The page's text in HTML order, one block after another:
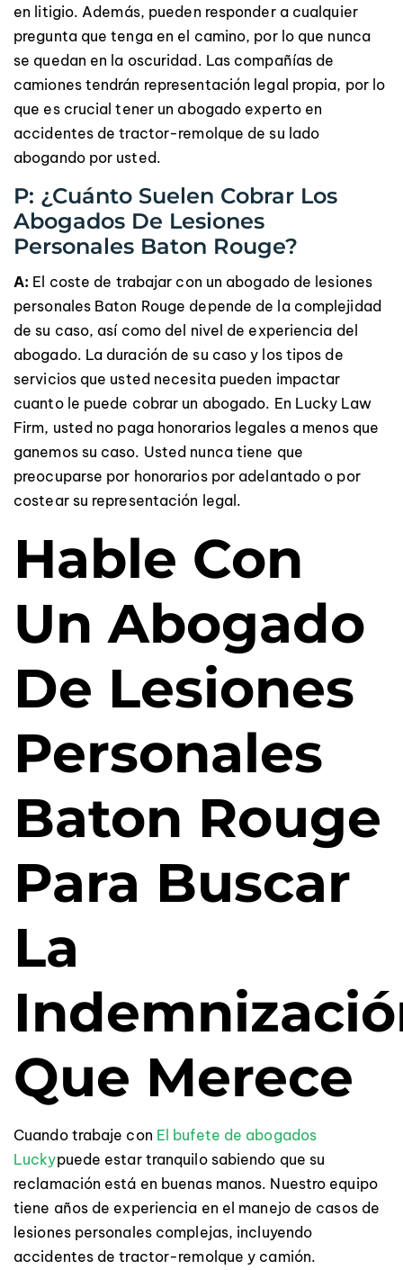
en litigio. Además, pueden responder a cualquier
pregunta que tenga en el camino, por lo que nunca
se quedan en la oscuridad. Las compañías de
camiones tendrán representación legal propia, por lo
que es crucial tener un abogado experto en
accidentes de tractor-remolque de su lado
abogando por usted.
P: ¿Cuánto Suelen Cobrar Los
Abogados De Lesiones
Personales Baton Rouge?
A: El coste de trabajar con un abogado de lesiones
personales Baton Rouge depende de la complejidad
de su caso, así como del nivel de experiencia del
abogado. La duración de su caso y los tipos de
servicios que usted necesita pueden impactar
cuanto le puede cobrar un abogado. En Lucky Law
Firm, usted no paga honorarios legales a menos que
ganemos su caso. Usted nunca tiene que
preocuparse por honorarios por adelantado o por
costear su representación legal.
Hable Con
Un Abogado
De Lesiones
Personales
Baton Rouge
Para Buscar
La
Que Merece
Cuando trabaje con El bufete de abogados
Luckypuede estar tranquilo sabiendo que su
reclamación está en buenas manos. Nuestro equipo
tiene años de experiencia en el manejo de casos de
lesiones personales complejas, incluyendo
accidentes de tractor-remolque y camión.